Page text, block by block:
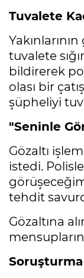
Tuvalete
tuvalete
bildirerek
olası bir
şüpheliyi
"Seninle
Gözaltı
istedi.
tehdit
Gözaltına
Soruşturma